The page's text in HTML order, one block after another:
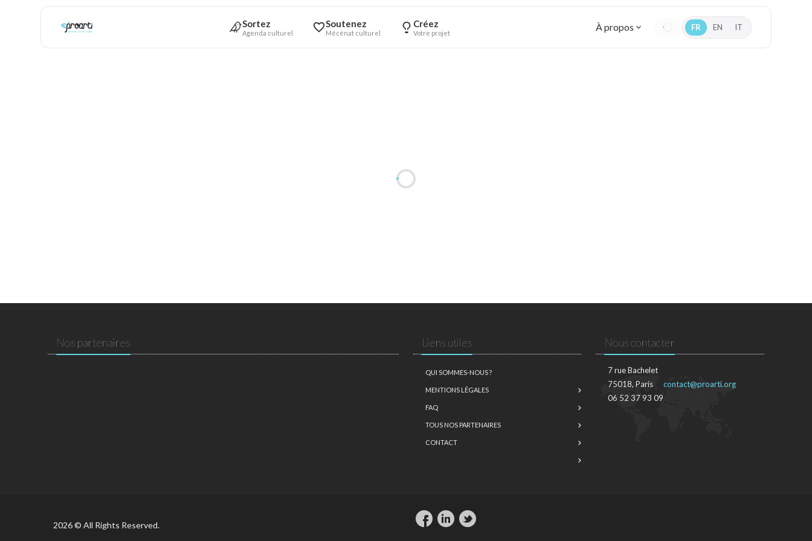
Sortez
Agenda culturel
Soutenez
Mécénat culturel
Créez
Votre projet À propos FR EN IT
Nos partenaires Liens utiles
QUI SOMMES-NOUS ?
MENTIONS LÉGALES
FAQ
TOUS NOS PARTENAIRES
CONTACT
Nous contacter
7 rue Bachelet
75018, Paris
06 52 37 93 09
contact@proarti.org
2026 © All Rights Reserved.